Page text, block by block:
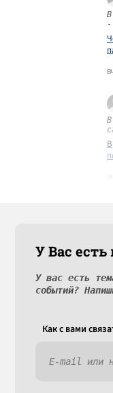
-
У Вас есть
У вас есть
событий?
Как c вами